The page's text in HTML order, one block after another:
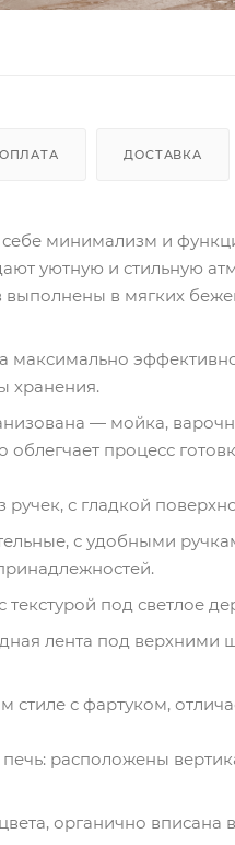
ОПЛАТА ДОСТАВКА
себе минимализм и
уютную и стильную
в мягких
максимально
хранения.
— мойка,
облегчает процесс
с гладкой
с удобными
под светлое
лента под
с фартуком,
расположены
органично вписана